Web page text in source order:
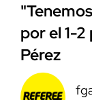
por el 1-2
Pérez